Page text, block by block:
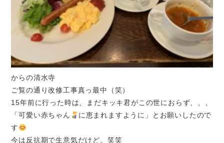
からの清水寺
ご覧の通り改修工事真っ最中（笑）
15年前に行った時は、まだキッキ君がこの世におらず、、、
「可愛い赤ちゃん
に恵まれますように 」とお願いしたので
す
今は反抗期で生意気だけど。笑笑